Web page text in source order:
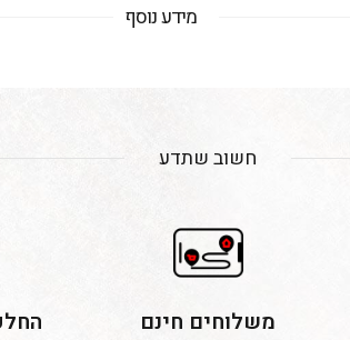
מידע נוסף
חשוב שתדע
משלוחים חינם